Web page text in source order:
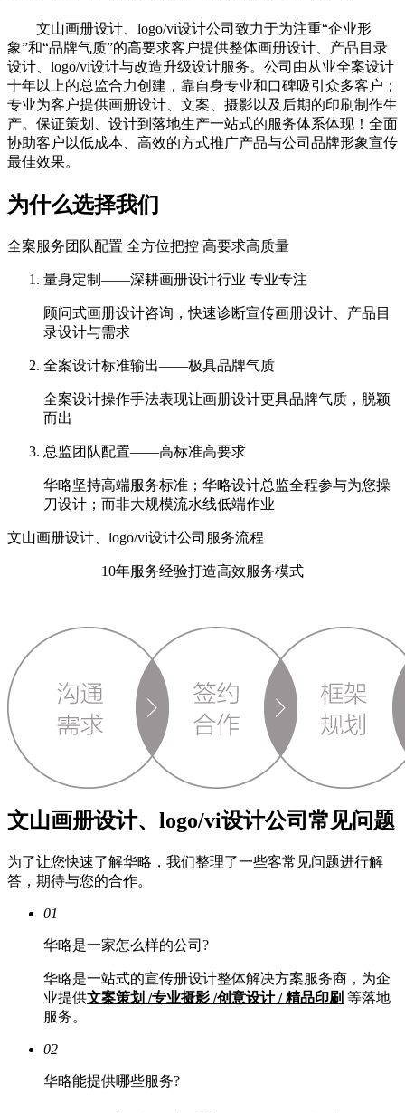
文山画册设计、logo/vi设计公司致力于为注重“企业形
象”和“品牌气质”的高要求客户提供整体画册设计、产品目录
设计、logo/vi设计与改造升级设计服务。公司由从业全案设计
十年以上的总监合力创建，靠自身专业和口碑吸引众多客户；
专业为客户提供画册设计、文案、摄影以及后期的印刷制作生
产。保证策划、设计到落地生产一站式的服务体系体现！全面
协助客户以低成本、高效的方式推广产品与公司品牌形象宣传
最佳效果。
为什么选择我们
全案服务团队配置 全方位把控 高要求高质量
量身定制——深耕画册设计行业 专业专注
顾问式画册设计咨询，快速诊断宣传画册设计、产品目
录设计与需求
全案设计标准输出——极具品牌气质
全案设计操作手法表现让画册设计更具品牌气质，脱颖
而出
总监团队配置——高标准高要求
华略坚持高端服务标准；华略设计总监全程参与为您操
刀设计；而非大规模流水线低端作业
文山画册设计、logo/vi设计公司服务流程
10年服务经验打造高效服务模式
文山画册设计、logo/vi设计公司常见问题
为了让您快速了解华略，我们整理了一些客常见问题进行解
答，期待与您的合作。
01
华略是一家怎么样的公司?
华略是一站式的宣传册设计整体解决方案服务商，为企
业提供文案策划 /专业摄影 /创意设计 / 精品印刷 等落地
服务。
02
华略能提供哪些服务?